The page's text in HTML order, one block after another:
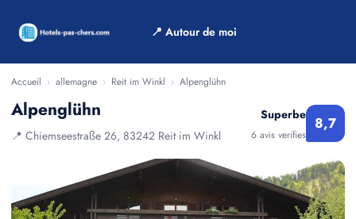
📍 Autour de moi
Accueil › allemagne › Reit im Winkl › Alpenglühn
Alpenglühn
📍 Chiemseestraße 26, 83242 Reit im Winkl
Superbe
6 avis verifies
8,7